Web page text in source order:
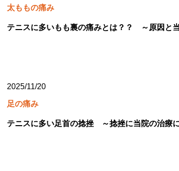
太ももの痛み
テニスに多いもも裏の痛みとは？？ ～原因と
2025/11/20
足の痛み
テニスに多い足首の捻挫 ～捻挫に当院の治療